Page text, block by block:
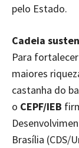
pelo Estado.
Cadeia
Para
maiores
castanha do
o CEPF/IEB
Brasília (CDS/